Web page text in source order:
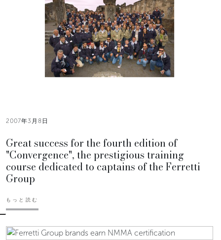
2007年3月8日
Great success for the fourth edition of
"Convergence", the prestigious training
course dedicated to captains of the Ferretti
Group
もっと読む